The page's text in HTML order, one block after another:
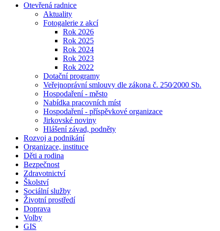
Otevřená radnice
Aktuality
Fotogalerie z akcí
Rok 2026
Rok 2025
Rok 2024
Rok 2023
Rok 2022
Dotační programy
Veřejnoprávní smlouvy dle zákona č. 250⁄2000 Sb.
Hospodaření - město
Nabídka pracovních míst
Hospodaření - příspěvkové organizace
Jirkovské noviny
Hlášení závad, podněty
Rozvoj a podnikání
Organizace, instituce
Děti a rodina
Bezpečnost
Zdravotnictví
Školství
Sociální služby
Životní prostředí
Doprava
Volby
GIS